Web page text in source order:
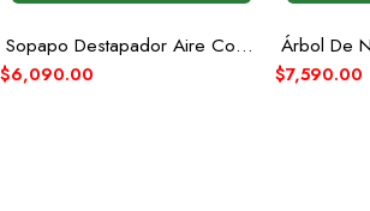
Sopapo Destapador Aire Comprimido Baño Wc Cañerias
$6,090.00 $7,590.00